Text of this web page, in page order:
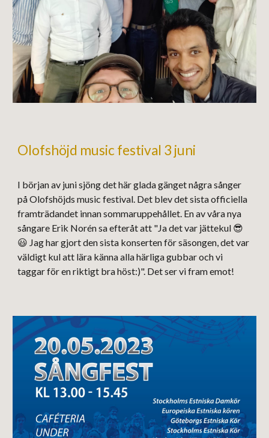
Olofshöjd music festival 3 juni
I början av juni sjöng det här glada gänget några sånger
på Olofshöjds music festival. Det blev det sista officiella
framträdandet innan sommaruppehållet. En av våra nya
sångare Erik Norén sa efteråt att "Ja det var jättekul 😎
😃 Jag har gjort den sista konserten för säsongen, det var
väldigt kul att lära känna alla härliga gubbar och vi
taggar för en riktigt bra höst:)". Det ser vi fram emot!